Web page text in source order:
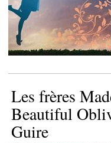
Les frères
Beautiful
Guire